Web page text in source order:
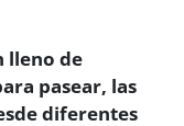
lleno de
pasear, las
diferentes